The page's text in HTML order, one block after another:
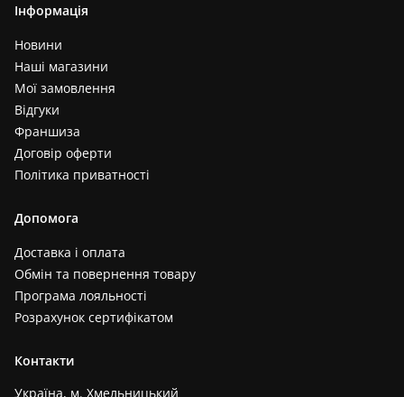
Інформація
Новини
Наші магазини
Мої замовлення
Відгуки
Франшиза
Договір оферти
Політика приватності
Допомога
Доставка і оплата
Обмін та повернення товару
Програма лояльності
Розрахунок сертифікатом
Контакти
Україна, м. Хмельницький